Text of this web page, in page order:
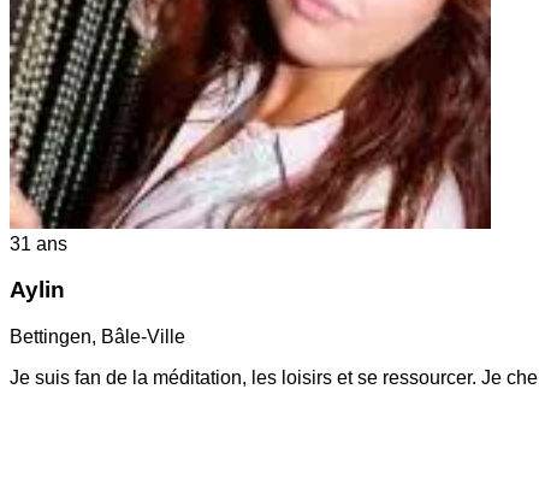
31 ans
Aylin
Bettingen, Bâle-Ville
Je suis fan de la méditation, les loisirs et se ressourcer. Je